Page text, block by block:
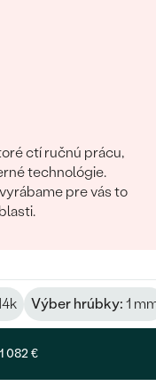
ctí ručnú prácu,
technológie.
pre vás to
Výber hrúbky: 1
1 082 €